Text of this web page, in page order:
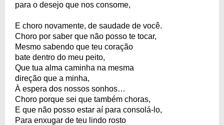
para o desejo que nos consome,
E choro novamente, de saudade de você.
Choro por saber que não posso te tocar,
Mesmo sabendo que teu coração
bate dentro do meu peito,
Que tua alma caminha na mesma
direção que a minha,
À espera dos nossos sonhos…
Choro porque sei que também choras,
E que não posso estar aí para consolá-lo,
Para enxugar de teu lindo rosto